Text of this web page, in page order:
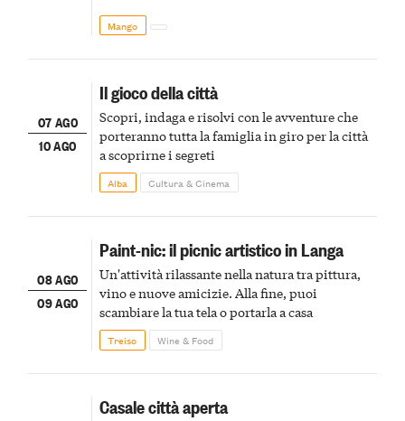
Mango
07 AGO
10 AGO
Il gioco della città
Scopri, indaga e risolvi con le avventure che
porteranno tutta la famiglia in giro per la città
a scoprirne i segreti
Alba Cultura & Cinema
08 AGO
09 AGO
Paint-nic: il picnic artistico in Langa
Un'attività rilassante nella natura tra pittura,
vino e nuove amicizie. Alla fine, puoi
scambiare la tua tela o portarla a casa
Treiso Wine & Food
Casale città aperta